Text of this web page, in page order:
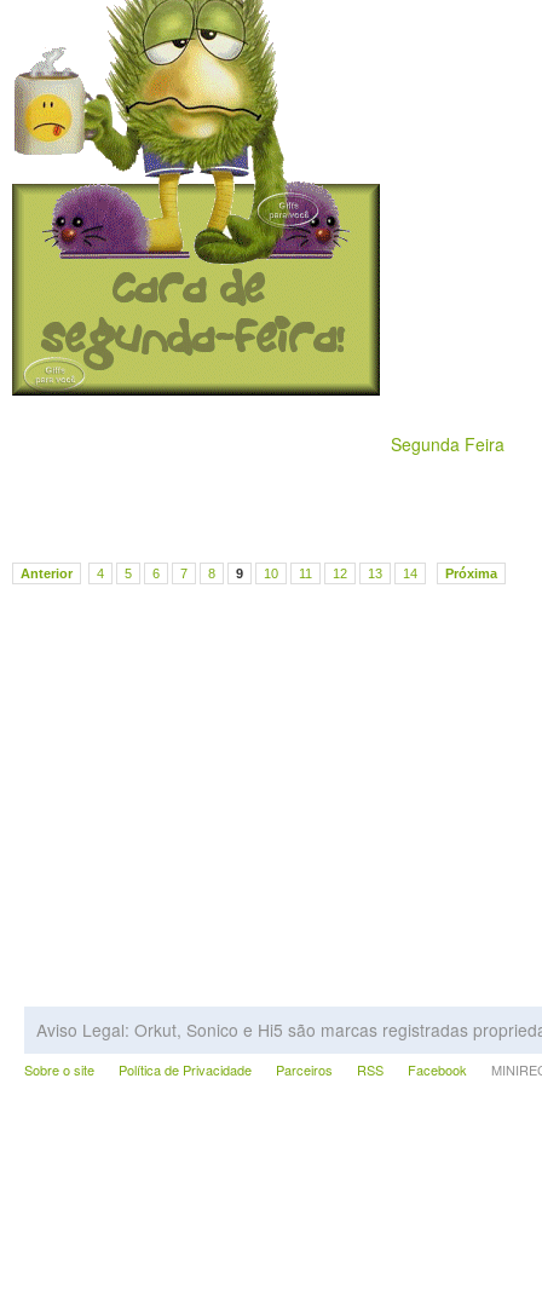
Segunda Feira
Anterior 4 5 6 7 8 9 10 11 12 13 14 Próxima
Aviso Legal: Orkut, Sonico e Hi5 são marcas registradas
Sobre o site Política de Privacidade Parceiros RSS Facebook